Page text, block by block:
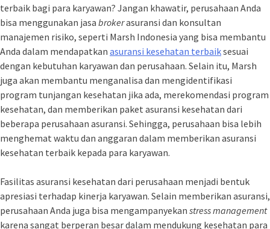
terbaik bagi para karyawan? Jangan khawatir, perusahaan Anda
bisa menggunakan jasa brokerasuransi dan konsultan
manajemen risiko, seperti Marsh Indonesia yang bisa membantu
Anda dalam mendapatkan asuransi kesehatan terbaiksesuai
dengan kebutuhan karyawan dan perusahaan. Selain itu, Marsh
juga akan membantu menganalisa dan mengidentifikasi
program tunjangan kesehatan jika ada, merekomendasi program
kesehatan, dan memberikan paket asuransi kesehatan dari
beberapa perusahaan asuransi. Sehingga, perusahaan bisa lebih
menghemat waktu dan anggaran dalam memberikan asuransi
kesehatan terbaik kepada para karyawan.
Fasilitas asuransi kesehatan dari perusahaan menjadi bentuk
apresiasi terhadap kinerja karyawan. Selain memberikan asuransi,
perusahaan Anda juga bisa mengampanyekan stress management
karena sangat berperan besar dalam mendukung kesehatan para